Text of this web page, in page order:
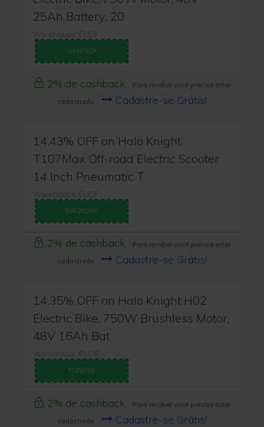
25Ah Battery, 20
Warehouse: EUDF
UXWVZX
2% de cashback
Para receber você precisa estar
cadastrado
Cadastre-se Grátis!
14.43% OFF on Halo Knight
T107Max Off-road Electric Scooter
14 Inch Pneumatic T
Warehouse: EUDF
BWZKDW
2% de cashback
Para receber você precisa estar
cadastrado
Cadastre-se Grátis!
14.35% OFF on Halo Knight H02
Electric Bike, 750W Brushless Motor,
48V 16Ah Bat
Warehouse: EUDF
FGRJGQ
2% de cashback
Para receber você precisa estar
cadastrado
Cadastre-se Grátis!